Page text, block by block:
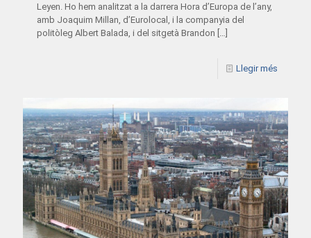
Leyen. Ho hem analitzat a la darrera Hora d’Europa de l’any,
amb Joaquim Millan, d’Eurolocal, i la companyia del
politòleg Albert Balada, i del sitgetà Brandon
Llegir més